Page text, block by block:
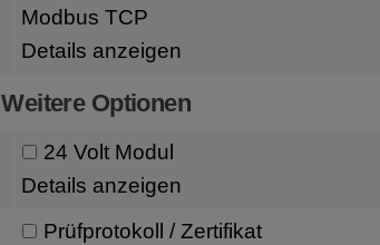
Modbus TCP
Details anzeigen
Weitere Optionen
24 Volt Modul
Details anzeigen
Prüfprotokoll / Zertifikat